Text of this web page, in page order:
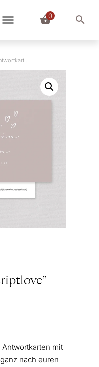
0
Antwortkarte “Scriptlove”
mit
nach euren